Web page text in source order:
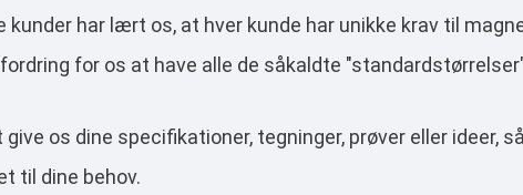
har lært os, at hver kunde har unikke krav til
for os at have alle de såkaldte
give os dine specifikationer, tegninger, prøver eller
til dine behov.